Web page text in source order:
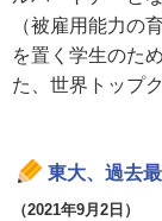
（被雇用能力の
を置く学生のた
た、世界トップ
東大、過去
（2021年9月2日）